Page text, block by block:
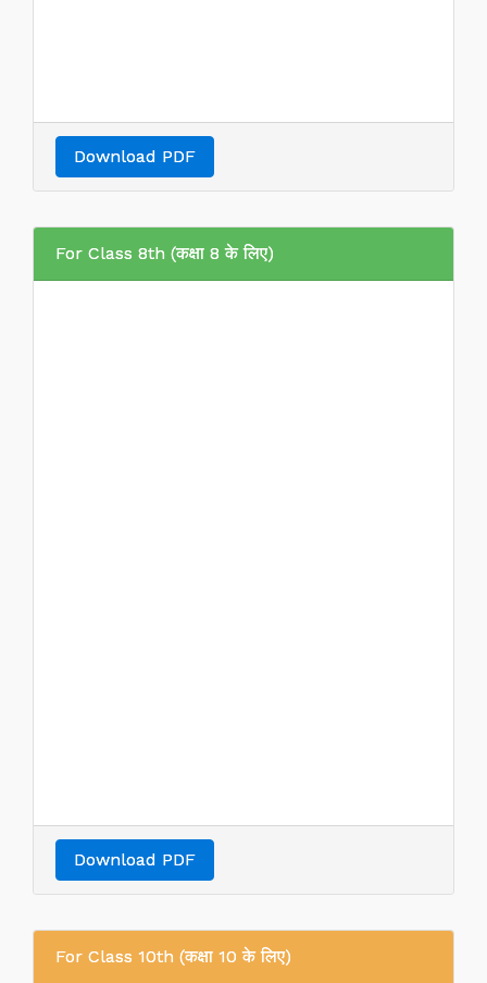
Download PDF
For Class 8th (कक्षा 8 के लिए)
Download PDF
For Class 10th (कक्षा 10 के लिए)